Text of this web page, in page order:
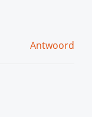
Antwoord